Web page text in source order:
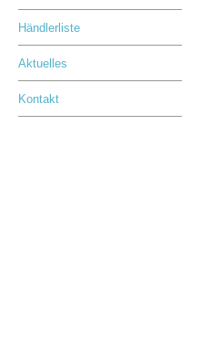
Händlerliste
Aktuelles
Kontakt